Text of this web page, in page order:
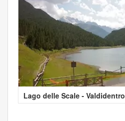
Lago delle Scale - Valdidentro